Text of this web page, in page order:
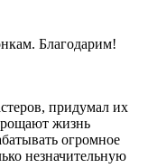
Благодарим!
придумал их
жизнь
огромное
незначительную